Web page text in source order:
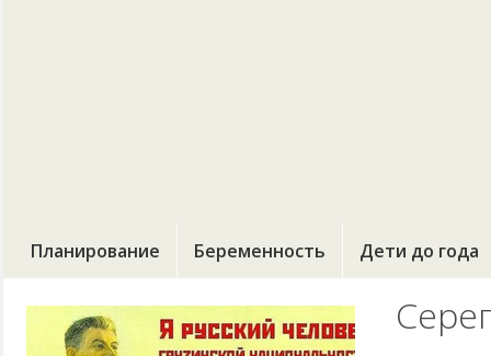
Планирование Беременность Дети до года